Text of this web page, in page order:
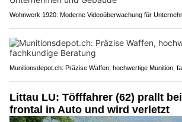
Wohnwerk 1920: Moderne Videoüberwachung für
Munitionsdepot.ch: Präzise Waffen, hochwertige Munition,
Littau LU: Töfffahrer (62) prallt
frontal in Auto und wird verletzt